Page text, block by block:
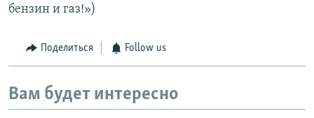
бензин и газ!»)
Поделиться Follow us
Вам будет интересно